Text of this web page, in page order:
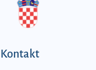
Kontakt